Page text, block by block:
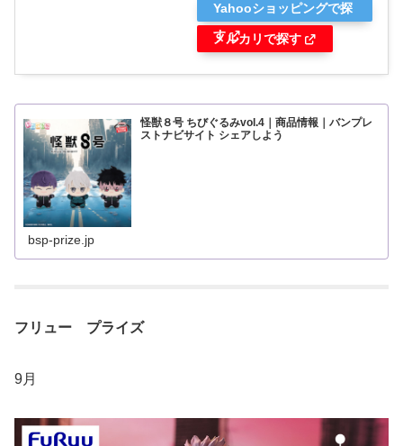
Yahooショッピングで探
す
メルカリで探す
怪獣８号 ちびぐるみvol.4｜商品情報｜バンプレ
ストナビサイト シェアしよう
bsp-prize.jp
フリュー プライズ
9月